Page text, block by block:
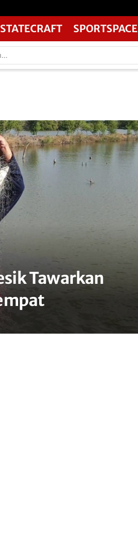
STATECRAFT SPORTSPACE
Tawarkan